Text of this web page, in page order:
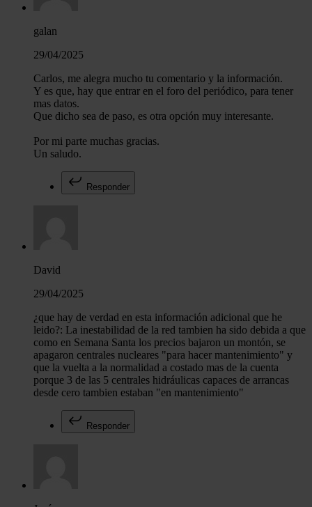
galan
29/04/2025
Carlos, me alegra mucho tu comentario y la información.
Y es que, hay que entrar en el foro del periódico, para tener
mas datos.
Que dicho sea de paso, es otra opción muy interesante.
Por mi parte muchas gracias.
Un saludo.
Responder
David
29/04/2025
¿que hay de verdad en esta información adicional que he
leido?: La inestabilidad de la red tambien ha sido debida a que
como en Semana Santa los precios bajaron un montón, se
apagaron centrales nucleares "para hacer mantenimiento" y
que la vuelta a la normalidad a costado mas de la cuenta
porque 3 de las 5 centrales hidráulicas capaces de arrancas
desde cero tambien estaban "en mantenimiento"
Responder